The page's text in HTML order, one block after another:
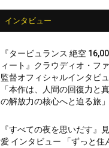
インタビュー
『タービュランス 絶空
ィート』クラウディオ・フ
監督オフィシャルインタビ
「本作は、人間の回復力と
の解放力の核心へと迫る旅」
『すべての夜を思いだす』
愛 インタビュー 「ずっと住